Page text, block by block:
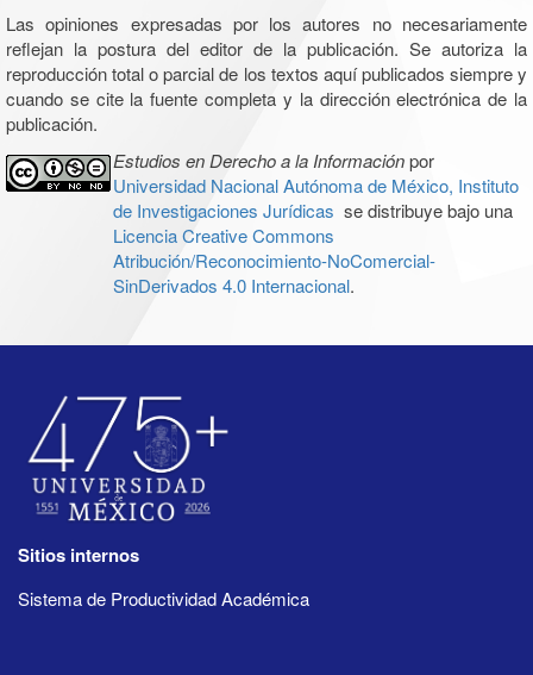
Las opiniones expresadas por los autores no necesariamente
reflejan la postura del editor de la publicación. Se autoriza la
reproducción total o parcial de los textos aquí publicados siempre y
cuando se cite la fuente completa y la dirección electrónica de la
publicación.
Estudios en Derecho a la Informaciónpor
Universidad Nacional Autónoma de México, Instituto
de Investigaciones Jurídicas se distribuye bajo una
Licencia Creative Commons
Atribución/Reconocimiento-NoComercial-
SinDerivados 4.0 Internacional.
Sitios internos
Sistema de Productividad Académica